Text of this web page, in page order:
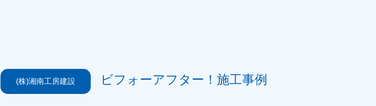
(株)湘南工房建設 ビフォーアフター！施工事例